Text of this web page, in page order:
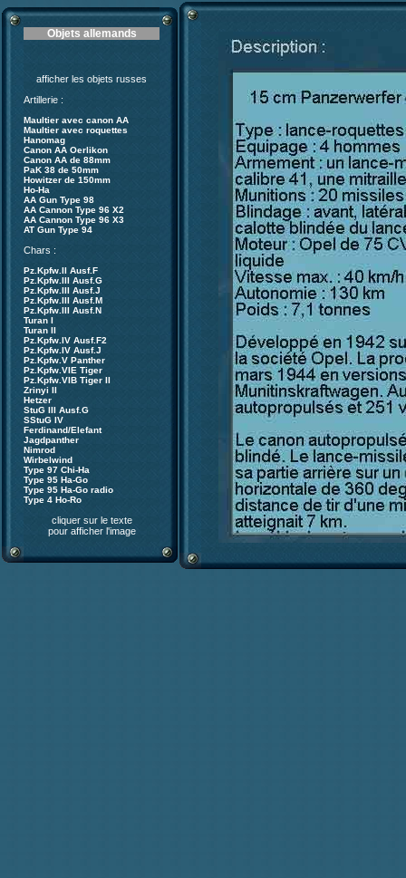
Objets allemands
afficher les objets russes
Artillerie :
Maultier avec canon AA
Maultier avec roquettes
Hanomag
Canon AA Oerlikon
Canon AA de 88mm
PaK 38 de 50mm
Howitzer de 150mm
Ho-Ha
AA Gun Type 98
AA Cannon Type 96 X2
AA Cannon Type 96 X3
AT Gun Type 94
Chars :
Pz.Kpfw.II Ausf.F
Pz.Kpfw.III Ausf.G
Pz.Kpfw.III Ausf.J
Pz.Kpfw.III Ausf.M
Pz.Kpfw.III Ausf.N
Turan I
Turan II
Pz.Kpfw.IV Ausf.F2
Pz.Kpfw.IV Ausf.J
Pz.Kpfw.V Panther
Pz.Kpfw.VIE Tiger
Pz.Kpfw.VIB Tiger II
Zrinyi II
Hetzer
StuG III Ausf.G
SStuG IV
Ferdinand/Elefant
Jagdpanther
Nimrod
Wirbelwind
Type 97 Chi-Ha
Type 95 Ha-Go
Type 95 Ha-Go radio
Type 4 Ho-Ro
cliquer sur le texte
pour afficher l'image